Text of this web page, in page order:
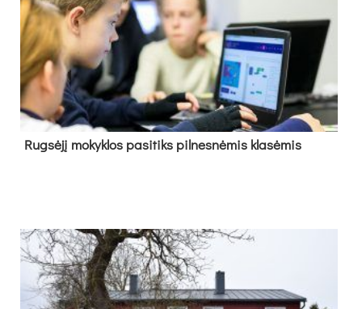
Rug­sė­jį mo­kyk­los pa­si­tiks pil­nes­nė­mis kla­sė­mis